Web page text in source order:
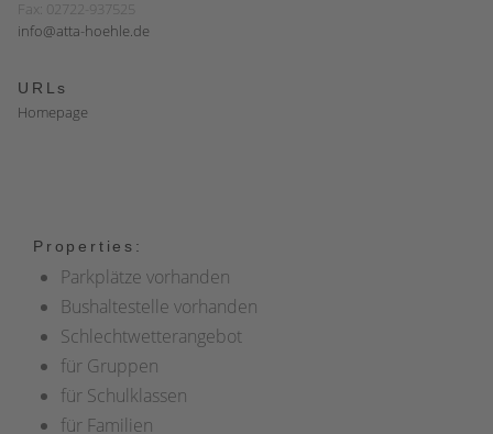
Fax: 02722-937525
info@atta-hoehle.de
URLs
Homepage
Properties:
Parkplätze vorhanden
Bushaltestelle vorhanden
Schlechtwetterangebot
für Gruppen
für Schulklassen
für Familien